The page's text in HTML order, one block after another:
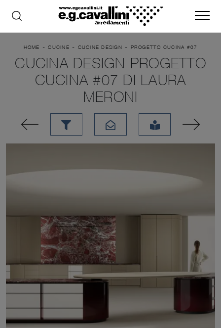
HOME -CUCINE - CUCINE DESIGN - PROGETTO CUCINA #07
CUCINA DESIGN PROGETTO
CUCINA #07 DI LAURA
MERONI